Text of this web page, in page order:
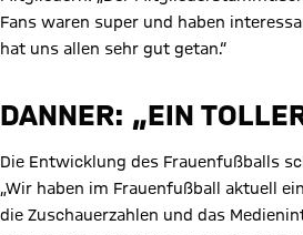
Fans waren super und haben
hat uns allen sehr gut getan.“
DANNER: „EIN
Die Entwicklung des Frauenfußballs
„Wir haben im Frauenfußball aktuell
die Zuschauerzahlen und das